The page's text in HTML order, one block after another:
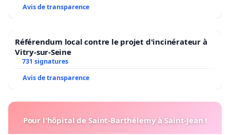
Avis de transparence
Référendum local contre le projet d'incinérateur à
Vitry-sur-Seine
731 signatures
Avis de transparence
Pour l'hôpital de Saint-Barthélemy à Saint-Jean !